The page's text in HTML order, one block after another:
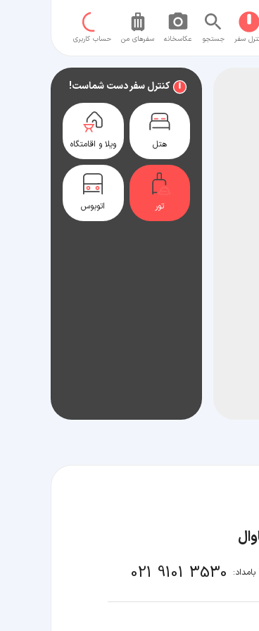
سفر جستجو عکاسخانه سفر‌های من حساب کاربری
کنترل سفر دست شماست!
هتل ویلا و اقامتگاه
تور اتوبوس
021 9101 3530